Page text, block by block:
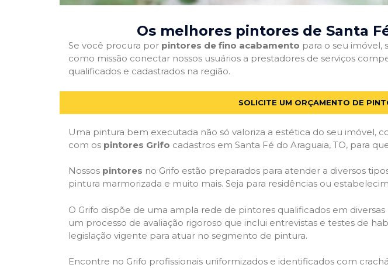
Os melhores pintores de Santa
Se você procura por pintores de fino acabamento para o seu imóvel,
como missão conectar nossos usuários a prestadores de serviços
qualificados e cadastrados na região.
SOLICITE UM ORÇAMENTO DE
Uma pintura bem executada não só valoriza a estética do seu
com os pintores Grifo cadastros em Santa Fé do Araguaia, TO, para
Nossos pintores no Grifo estão preparados para atender a diversos
pintura marmorizada e muito mais. Seja para residências ou
O Grifo dispõe de uma ampla rede de pintores qualificados em
um processo de avaliação rigoroso que inclui entrevistas e testes de
legislação vigente para atuar no segmento de pintura.
Encontre no Grifo profissionais uniformizados e identificados com